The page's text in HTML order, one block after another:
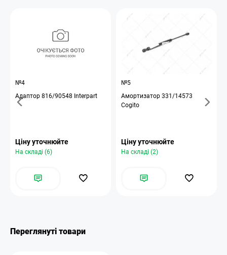
№4
Адаптор 816/90548 Interpart
Ціну уточнюйте
На складі (6)
№5
Амортизатор 331/14573
Cogito
Ціну уточнюйте
На складі (2)
Переглянуті товари